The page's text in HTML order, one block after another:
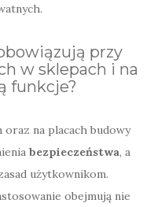
przy
w sklepach i na
funkcje?
oraz na placach budowy
bezpieczeństwa, a
użytkownikom.
obejmują nie